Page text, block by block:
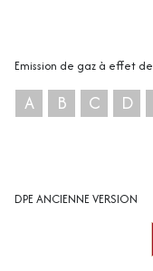
Emission de gaz à effet
A B C D
DPE ANCIENNE VERSION